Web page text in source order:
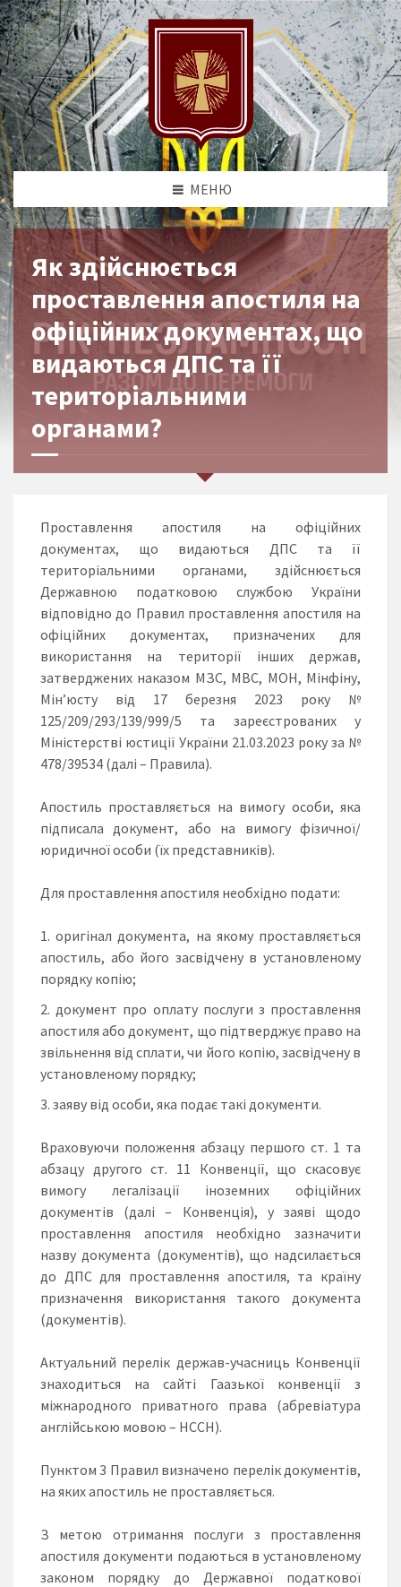
МЕНЮ
Як здійснюється
проставлення апостиля на
офіційних документах, що
видаються ДПС та її
територіальними
органами?
Проставлення апостиля на офіційних
документах, що видаються ДПС та її
територіальними органами, здійснюється
Державною податковою службою України
відповідно до Правил проставлення апостиля на
офіційних документах, призначених для
використання на території інших держав,
затверджених наказом МЗС, МВС, МОН, Мінфіну,
Мін’юсту від 17 березня 2023 року №
125/209/293/139/999/5 та зареєстрованих у
Міністерстві юстиції України 21.03.2023 року за №
478/39534 (далі – Правила).
Апостиль проставляється на вимогу особи, яка
підписала документ, або на вимогу фізичної/
юридичної особи (їх представників).
Для проставлення апостиля необхідно подати:
оригінал документа, на якому проставляється
апостиль, або його засвідчену в установленому
порядку копію;
документ про оплату послуги з проставлення
апостиля або документ, що підтверджує право на
звільнення від сплати, чи його копію, засвідчену в
установленому порядку;
заяву від особи, яка подає такі документи.
Враховуючи положення абзацу першого ст. 1 та
абзацу другого ст. 11 Конвенції, що скасовує
вимогу легалізації іноземних офіційних
документів (далі – Конвенція), у заяві щодо
проставлення апостиля необхідно зазначити
назву документа (документів), що надсилається
до ДПС для проставлення апостиля, та країну
призначення використання такого документа
(документів).
Актуальний перелік держав-учасниць Конвенції
знаходиться на сайті Гаазької конвенції з
міжнародного приватного права (абревіатура
англійською мовою – HCCH).
Пунктом 3 Правил визначено перелік документів,
на яких апостиль не проставляється.
З метою отримання послуги з проставлення
апостиля документи подаються в установленому
законом порядку до Державної податкової